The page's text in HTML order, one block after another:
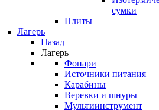
сумки
Плиты
Лагерь
Назад
Лагерь
Фонари
Источники питания
Карабины
Веревки и шнуры
Мультиинструмент